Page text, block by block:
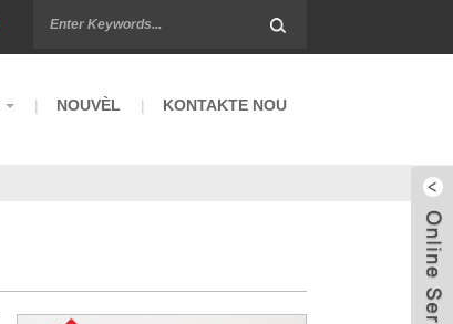
NOUVÈL KONTAKTE NOU